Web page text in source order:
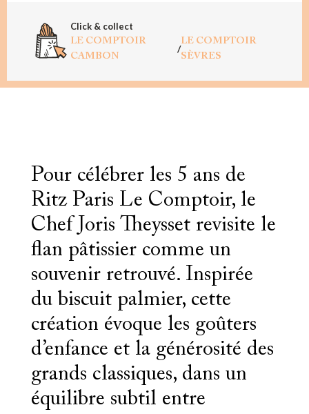
Click & collect
LE COMPTOIR
CAMBON
/
LE COMPTOIR
SÈVRES
Pour célébrer les 5 ans de
Ritz Paris Le Comptoir, le
Chef Joris Theysset revisite le
flan pâtissier comme un
souvenir retrouvé. Inspirée
du biscuit palmier, cette
création évoque les goûters
d’enfance et la générosité des
grands classiques, dans un
équilibre subtil entre